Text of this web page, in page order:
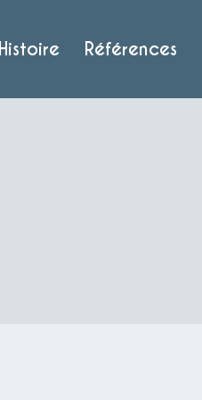
Histoire Références